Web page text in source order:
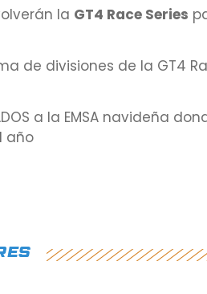
la GT4 Race Series
de divisiones de la GT4
a la EMSA navideña
año